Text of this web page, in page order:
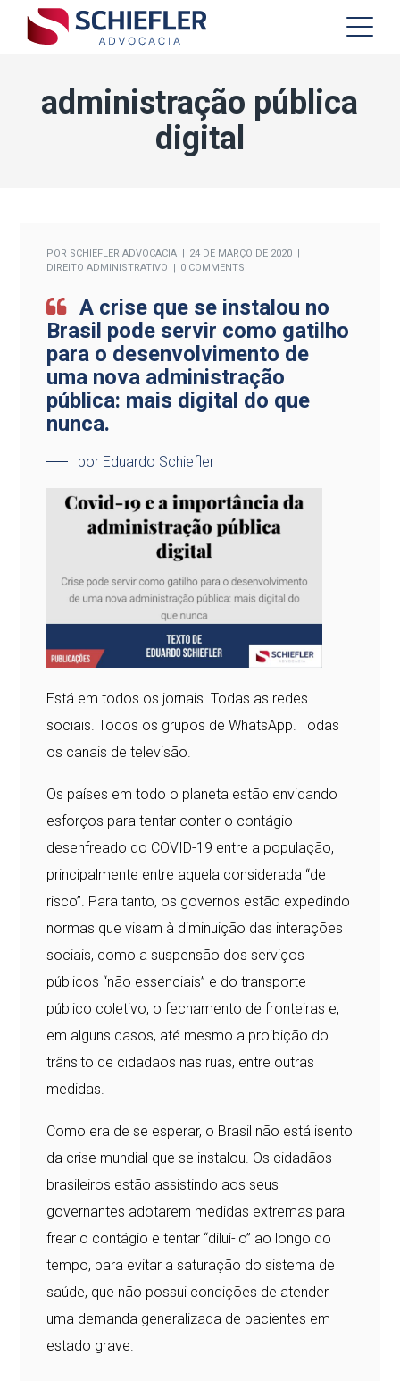
administração pública
digital
POR SCHIEFLER ADVOCACIA
24 DE MARÇO DE 2020
DIREITO ADMINISTRATIVO
0 COMMENTS
A crise que se instalou no
Brasil pode servir como gatilho
para o desenvolvimento de
uma nova administração
pública: mais digital do que
nunca.
por Eduardo Schiefler
Está em todos os jornais. Todas as redes
sociais. Todos os grupos de WhatsApp. Todas
os canais de televisão.
Os países em todo o planeta estão envidando
esforços para tentar conter o contágio
desenfreado do COVID-19 entre a população,
principalmente entre aquela considerada “de
risco”. Para tanto, os governos estão expedindo
normas que visam à diminuição das interações
sociais, como a suspensão dos serviços
públicos “não essenciais” e do transporte
público coletivo, o fechamento de fronteiras e,
em alguns casos, até mesmo a proibição do
trânsito de cidadãos nas ruas, entre outras
medidas.
Como era de se esperar, o Brasil não está isento
da crise mundial que se instalou. Os cidadãos
brasileiros estão assistindo aos seus
governantes adotarem medidas extremas para
frear o contágio e tentar “dilui-lo” ao longo do
tempo, para evitar a saturação do sistema de
saúde, que não possui condições de atender
uma demanda generalizada de pacientes em
estado grave.